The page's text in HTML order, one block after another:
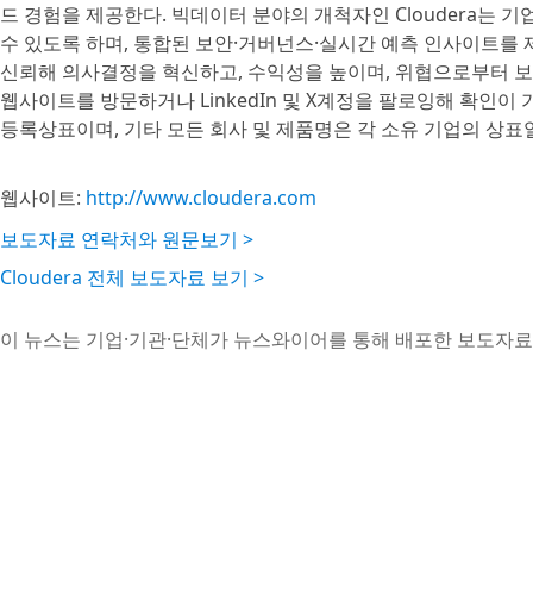
드 경험을 제공한다. 빅데이터 분야의 개척자인 Cloudera는
수 있도록 하며, 통합된 보안·거버넌스·실시간 예측 인사이트
신뢰해 의사결정을 혁신하고, 수익성을 높이며, 위협으로부터
웹사이트를 방문하거나 LinkedIn 및 X계정을 팔로잉해 확인
등록상표이며, 기타 모든 회사 및 제품명은 각 소유 기업의 상표
웹사이트: http://www.cloudera.com
보도자료 연락처와 원문보기 >
Cloudera 전체 보도자료 보기 >
이 뉴스는 기업·기관·단체가 뉴스와이어를 통해 배포한 보도자